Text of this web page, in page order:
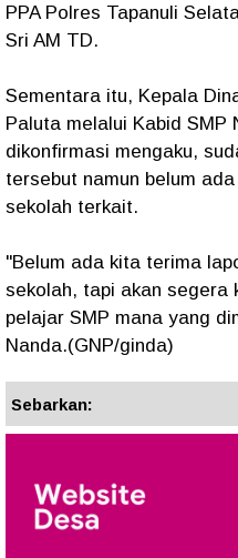
PPA Polres Tapanuli
Sri AM TD.
Sementara itu, Kepala
Paluta melalui Kabid SMP
dikonfirmasi mengaku,
tersebut namun belum
sekolah terkait.
"Belum ada kita terima
sekolah, tapi akan
pelajar SMP mana yang
Nanda.(GNP/ginda)
Sebarkan: